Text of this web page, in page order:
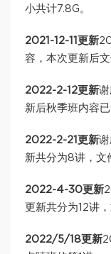
小共计7.8G。
2021-12-11更新
容，本次更新后文
2022-2-12更新
新后秋季班内容已
2022-2-21更新
新共分为8讲，文
2022-4-30更新
更新共分为12讲
2022/5/18更新